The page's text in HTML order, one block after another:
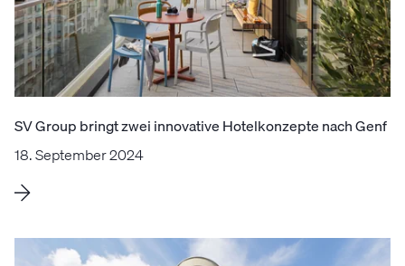
SV Group bringt zwei innovative Hotelkonzepte nach Genf
18. September 2024